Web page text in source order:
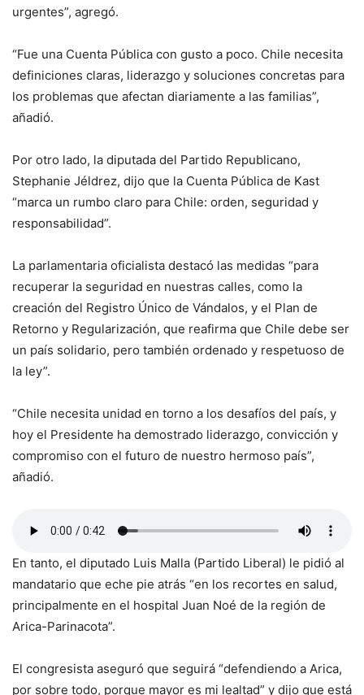
urgentes”, agregó.
“Fue una Cuenta Pública con gusto a poco. Chile necesita
definiciones claras, liderazgo y soluciones concretas para
los problemas que afectan diariamente a las familias”,
añadió.
Por otro lado, la diputada del Partido Republicano,
Stephanie Jéldrez, dijo que la Cuenta Pública de Kast
“marca un rumbo claro para Chile: orden, seguridad y
responsabilidad”.
La parlamentaria oficialista destacó las medidas “para
recuperar la seguridad en nuestras calles, como la
creación del Registro Único de Vándalos, y el Plan de
Retorno y Regularización, que reafirma que Chile debe ser
un país solidario, pero también ordenado y respetuoso de
la ley”.
“Chile necesita unidad en torno a los desafíos del país, y
hoy el Presidente ha demostrado liderazgo, convicción y
compromiso con el futuro de nuestro hermoso país”,
añadió.
En tanto, el diputado Luis Malla (Partido Liberal) le pidió al
mandatario que eche pie atrás “en los recortes en salud,
principalmente en el hospital Juan Noé de la región de
Arica-Parinacota”.
El congresista aseguró que seguirá “defendiendo a Arica,
por sobre todo, porque mayor es mi lealtad” y dijo que está